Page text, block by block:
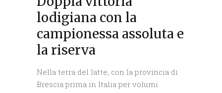
lodigiana con la
campionessa assoluta e
la riserva
Nella terra del latte, con la provincia di
Brescia prima in Italia per volumi